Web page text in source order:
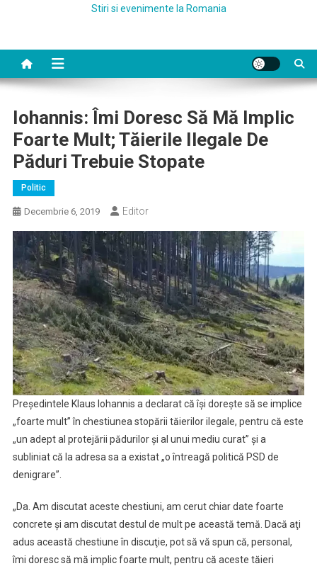
Stiri si evenimente la Romania
Iohannis: Îmi Doresc Să Mă Implic
Foarte Mult; Tăierile Ilegale De
Păduri Trebuie Stopate
Politic
Decembrie 6, 2019 Editor
Preşedintele Klaus Iohannis a declarat că îşi doreşte să se implice
„foarte mult” în chestiunea stopării tăierilor ilegale, pentru că este
„un adept al protejării pădurilor şi al unui mediu curat” şi a
subliniat că la adresa sa a existat „o întreagă politică PSD de
denigrare”.
„Da. Am discutat aceste chestiuni, am cerut chiar date foarte
concrete şi am discutat destul de mult pe această temă. Dacă aţi
adus această chestiune în discuţie, pot să vă spun că, personal,
îmi doresc să mă implic foarte mult, pentru că aceste tăieri